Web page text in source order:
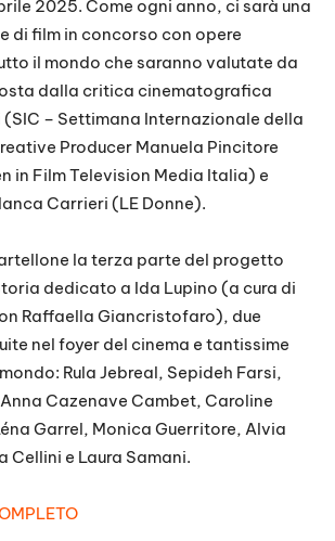
2025. Come ogni anno, ci sarà una
di film in concorso con opere
il mondo che saranno valutate da
dalla critica cinematografica
– Settimana Internazionale della
Producer Manuela Pincitore
in Film Television Media Italia) e
Carrieri (LE Donne).
la terza parte del progetto
dedicato a Ida Lupino (a cura di
Raffaella Giancristofaro), due
nel foyer del cinema e tantissime
Rula Jebreal, Sepideh Farsi,
Cazenave Cambet, Caroline
Garrel, Monica Guerritore, Alvia
Cellini e Laura Samani.